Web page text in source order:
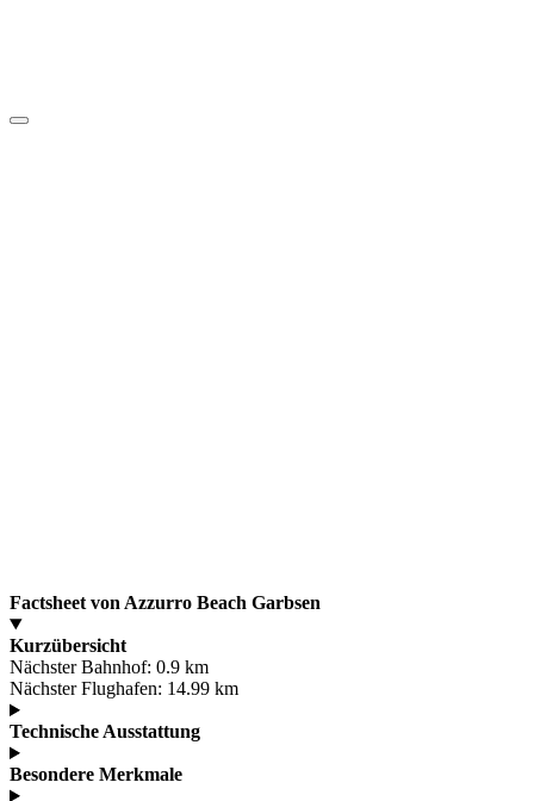
Factsheet von Azzurro Beach Garbsen
Kurzübersicht
Nächster Bahnhof: 0.9 km
Nächster Flughafen: 14.99 km
Technische Ausstattung
Besondere Merkmale